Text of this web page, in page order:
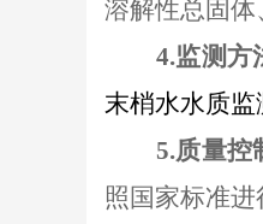
溶解性总固体
4.监测方
末梢水水质监
5.质量控
照国家标准进